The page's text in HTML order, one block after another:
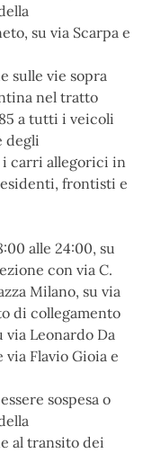
su via Scarpa e
sulle vie sopra
nel tratto
a tutti i veicoli
degli
carri allegorici in
frontisti e
alle 24:00, su
con via C.
Milano, su via
di collegamento
via Leonardo Da
Flavio Gioia e
sospesa o
al transito dei